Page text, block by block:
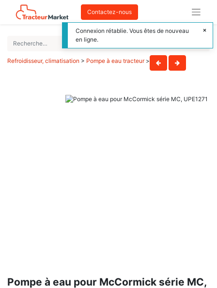
Contactez-nous
Refroidisseur, climatisation > Pompe à eau tracteur>
Pompe à eau pour McCormick série MC,
Connexion rétablie. Vous êtes de nouveau
en ligne.